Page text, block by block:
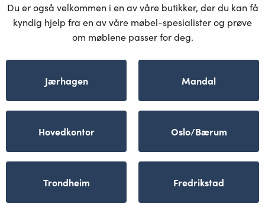
Du er også velkommen i en av våre butikker, der du kan få
kyndig hjelp fra en av våre møbel-spesialister og prøve
om møblene passer for deg.
Jærhagen Mandal
Hovedkontor Oslo/Bærum
Trondheim Fredrikstad